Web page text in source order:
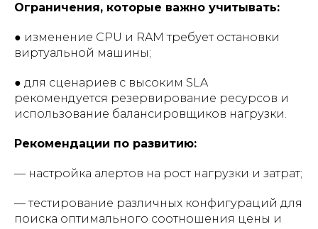
Ограничения, которые важно учитывать:
● изменение CPU и RAM требует остановки
виртуальной машины;
● для сценариев с высоким SLA
рекомендуется резервирование ресурсов и
использование балансировщиков нагрузки.
Рекомендации по развитию:
— настройка алертов на рост нагрузки и затрат;
— тестирование различных конфигураций для
поиска оптимального соотношения цены и